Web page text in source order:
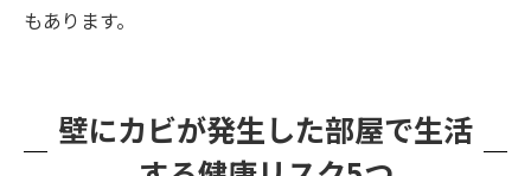
もあります。
壁にカビが発生した部屋で生活